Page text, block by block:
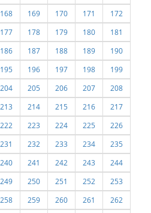
168 169 170 171
172
177 178 179 180
181
186 187 188 189
190
195 196 197 198
199
204 205 206 207
208
213 214 215 216
217
222 223 224 225
226
231 232 233 234
235
240 241 242 243
244
249 250 251 252
253
258 259 260 261
262